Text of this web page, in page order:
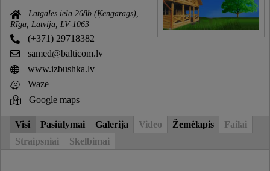
Latgales iela 268b (Ķengarags),
Rīga, Latvija, LV-1063
(+371) 29718382
samed@balticom.lv
www.izbushka.lv
Waze
Google maps
Visi Pasiūlymai Galerija Video Žemėlapis
Failai
Straipsniai
Skelbimai